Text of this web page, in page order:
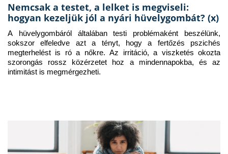
Nemcsak a testet, a lelket is megviseli:
hogyan kezeljük jól a nyári hüvelygombát? (x)
A hüvelygombáról általában testi problémaként beszélünk,
sokszor elfeledve azt a tényt, hogy a fertőzés pszichés
megterhelést is ró a nőkre. Az irritáció, a viszketés okozta
szorongás rossz közérzetet hoz a mindennapokba, és az
intimitást is megmérgezheti.